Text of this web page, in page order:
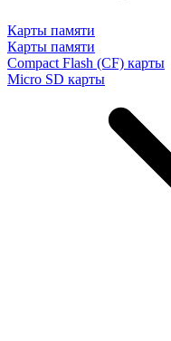
Карты памяти
Карты памяти
Compact Flash (CF) карты
Micro SD карты